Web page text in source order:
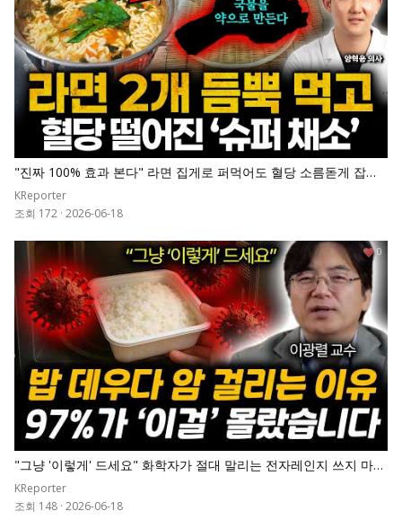
"진짜 100% 효과 본다" 라면 집게로 퍼먹어도 혈당 소름돋게 잡아
준 '1등 채소' 넣고 끓이세요. 췌장 살아나고 당화혈색소 7로 뚝 떨어
집니다
KReporter
조회 172 · 2026-06-18
"그냥 '이렇게' 드세요" 화학자가 절대 말리는 전자레인지 쓰지 마세
요. 밥 데우다 암 걸립니다 | 이광렬 교수 전체통합
KReporter
조회 148 · 2026-06-18
0